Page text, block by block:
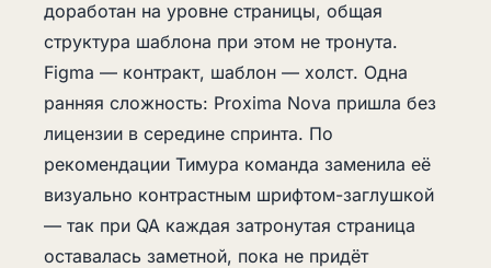
доработан на уровне страницы, общая
структура шаблона при этом не тронута.
Figma — контракт, шаблон — холст. Одна
ранняя сложность: Proxima Nova пришла без
лицензии в середине спринта. По
рекомендации Тимура команда заменила её
визуально контрастным шрифтом-заглушкой
— так при QA каждая затронутая страница
оставалась заметной, пока не придёт